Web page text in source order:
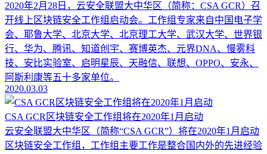
2020年2月28日，云安全联盟大中华区（简称：CSA GCR）召
开线上区块链安全工作组启动会。工作组专家来自中国电子学
会、耶鲁大学、北京大学、北京理工大学、武汉大学、世界银
行、华为、腾讯、知道创宇、赛博英杰、元界DNA、慢雾科
技、安比实验室、启明星辰、天融信、联想、OPPO、安永、
阿斯利康等五十多家单位。
2020.03.03
CSA GCR区块链安全工作组将在2020年1月启动
云安全联盟大中华区（简称“CSA GCR”）将在2020年1月启动
区块链安全工作组，工作组主要工作是整合国内外的先进经验